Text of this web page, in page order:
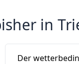
in
Der